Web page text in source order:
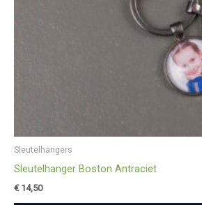
Sleutelhangers
Sleutelhanger Boston Antraciet
€14,50